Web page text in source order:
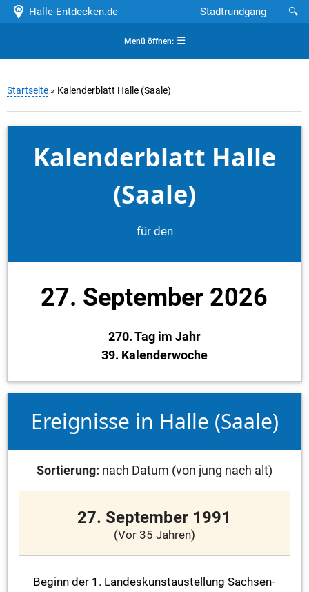
Halle-Entdecken.de 🔍
Stadtrundgang
Menü öffnen:☰
Startseite » Kalenderblatt Halle (Saale)
Kalenderblatt Halle
(Saale)
für den
27. September 2026
270. Tag im Jahr
39. Kalenderwoche
Ereignisse in Halle (Saale)
Sortierung: nach Datum (von jung nach alt)
27. September 1991
(Vor 35 Jahren)
Beginn der 1. Landeskunstaustellung Sachsen-